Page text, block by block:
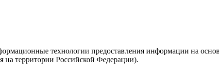
технологии предоставления информации на
на территории Российской Федерации).